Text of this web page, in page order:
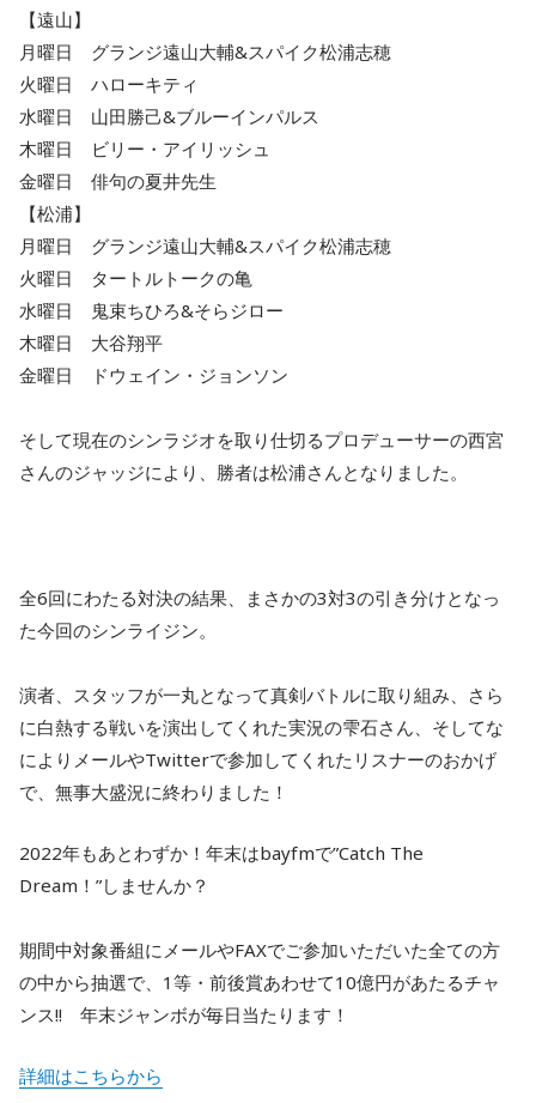
【遠山】
月曜日 グランジ遠山大輔&スパイク松浦志穂
火曜日 ハローキティ
水曜日 山田勝己&ブルーインパルス
木曜日 ビリー・アイリッシュ
金曜日 俳句の夏井先生
【松浦】
月曜日 グランジ遠山大輔&スパイク松浦志穂
火曜日 タートルトークの亀
水曜日 鬼束ちひろ&そらジロー
木曜日 大谷翔平
金曜日 ドウェイン・ジョンソン
そして現在のシンラジオを取り仕切るプロデューサーの西宮
さんのジャッジにより、勝者は松浦さんとなりました。
全6回にわたる対決の結果、まさかの3対3の引き分けとなっ
た今回のシンライジン。
演者、スタッフが一丸となって真剣バトルに取り組み、さら
に白熱する戦いを演出してくれた実況の雫石さん、そしてな
によりメールやTwitterで参加してくれたリスナーのおかげ
で、無事大盛況に終わりました！
2022年もあとわずか！年末はbayfmで”Catch The
Dream！”しませんか？
期間中対象番組にメールやFAXでご参加いただいた全ての方
の中から抽選で、1等・前後賞あわせて10億円があたるチャ
ンス!! 年末ジャンボが毎日当たります！
詳細はこちらから